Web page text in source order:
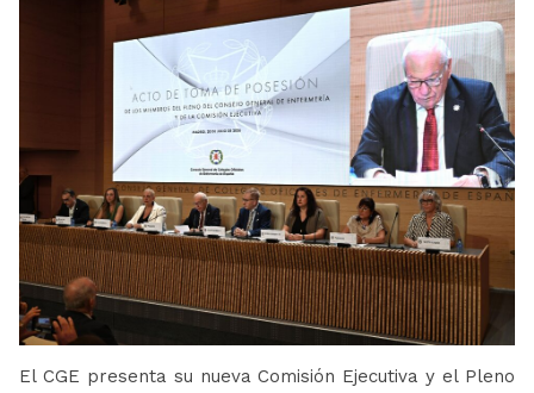
El CGE presenta su nueva Comisión Ejecutiva y el Pleno